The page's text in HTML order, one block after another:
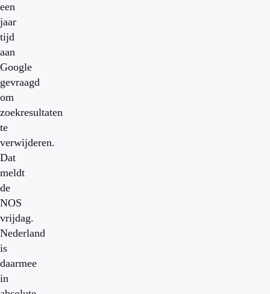
een
jaar
tijd
aan
Google
gevraagd
om
zoekresultaten
te
verwijderen.
Dat
meldt
de
NOS
vrijdag.
Nederland
is
daarmee
in